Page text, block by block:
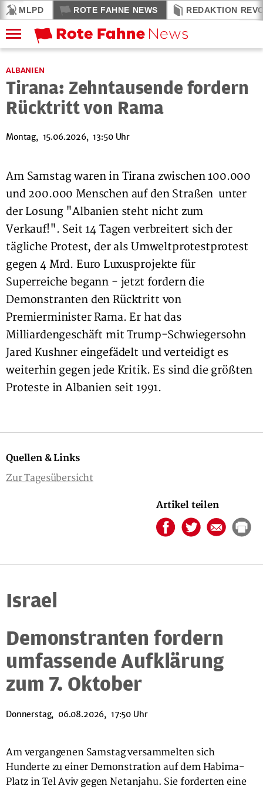
MLPD ROTE FAHNE NEWS REDAKTION
ALBANIEN
Tirana: Zehntausende fordern
Rücktritt von Rama
Montag, 15.06.2026, 13:50 Uhr
Am Samstag waren in Tirana zwischen 100.000
und 200.000 Menschen auf den Straßen unter
der Losung "Albanien steht nicht zum
Verkauf!". Seit 14 Tagen verbreitert sich der
tägliche Protest, der als Umweltprotestprotest
gegen 4 Mrd. Euro Luxusprojekte für
Superreiche begann - jetzt fordern die
Demonstranten den Rücktritt von
Premierminister Rama. Er hat das
Milliardengeschäft mit Trump-Schwiegersohn
Jared Kushner eingefädelt und verteidigt es
weiterhin gegen jede Kritik. Es sind die größten
Proteste in Albanien seit 1991.
Quellen & Links
Zur Tagesübersicht
Artikel teilen
Israel
Demonstranten fordern
umfassende Aufklärung
zum 7. Oktober
Donnerstag, 06.08.2026, 17:50 Uhr
Am vergangenen Samstag versammelten sich
Hunderte zu einer Demonstration auf dem Habima-
Platz in Tel Aviv gegen Netanjahu. Sie forderten eine